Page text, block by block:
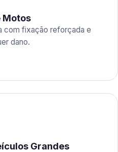
Motos
com fixação reforçada e
dano.
Grandes